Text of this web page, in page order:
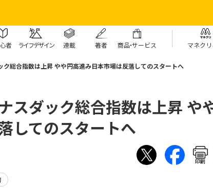
者 ライフデザイン 連載 著者 商品・サービス マネク
ク総合指数は上昇 やや円高進み日本市場は反落してのスタートへ
スダック総合指数は上昇 や
してのスタートへ
印刷